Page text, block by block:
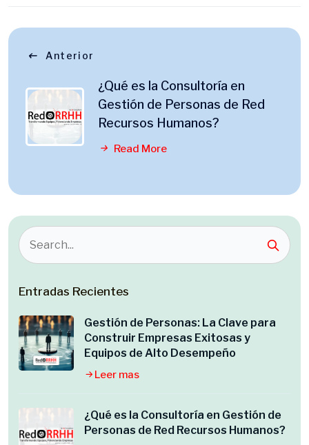
Anterior
¿Qué es la Consultoría en
Gestión de Personas de Red
Recursos Humanos?
Read More
Entradas Recientes
Gestión de Personas: La Clave para
Construir Empresas Exitosas y
Equipos de Alto Desempeño
Leer mas
¿Qué es la Consultoría en Gestión de
Personas de Red Recursos Humanos?